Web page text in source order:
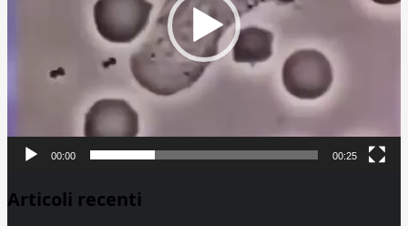
00:00 00:25
Articoli recenti